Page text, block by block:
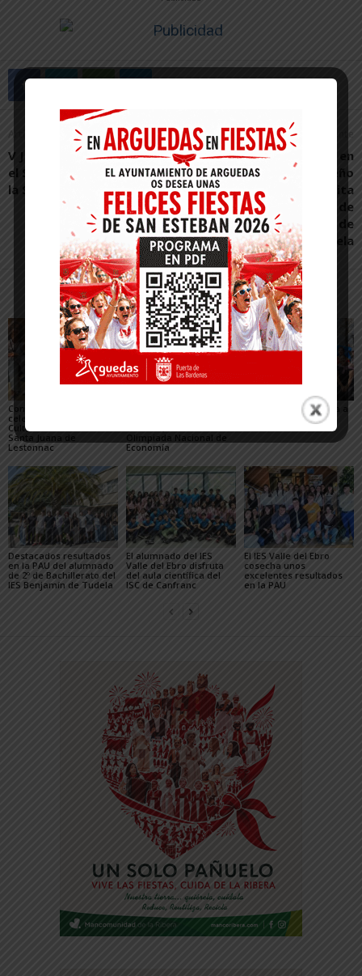
Artículo anterior
V Jornada Salud Mental en
el Siglo XXI: Introducción a
la Salud Mental Colectiva
Artículo siguiente
Alumnado del Grado en
Ingeniería en Diseño
Mecánico de la UPNA visita
la Estación Depuradora de
Aguas Residuales de
Tudela
Artículos relacionados Más del autor
Compañía de María
celebra su Semana
Cultural en honor a
Santa Juana de
Lestonnac
Olimpiada Nacional de
Economía
El IESO Castejón llega a
Europa gracias a
Destacados resultados
en la PAU del alumnado
de 2º de Bachillerato del
IES Benjamín de Tudela
El alumnado del IES
Valle del Ebro disfruta
del aula científica del
lSC de Canfranc
El IES Valle del Ebro
cosecha unos
excelentes resultados
en la PAU